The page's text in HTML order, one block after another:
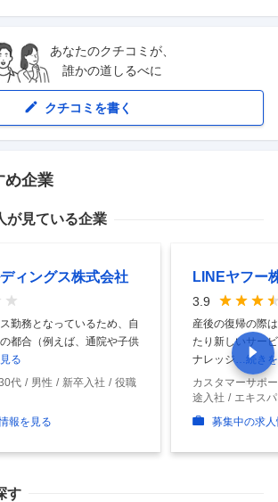
あなたのクチコミが、
誰かの道しるべに
クチコミを書く
め企業
が見ている企業
ィングス株式会社
勤務となっているため、自
都合（例えば、通院や子供
る
代 男性 新卒入社
役職
報を見る
LINEヤフー
3.9
産後の復帰の際
たり新しいサー
ナレッジ …続き
カスタマーサポ
途入社
エキス
募集中の求
す